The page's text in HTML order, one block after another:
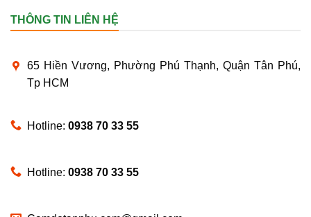
THÔNG TIN LIÊN HỆ
65 Hiền Vương, Phường Phú Thạnh, Quận Tân Phú,
Tp HCM
Hotline: 0938 70 33 55
Hotline: 0938 70 33 55